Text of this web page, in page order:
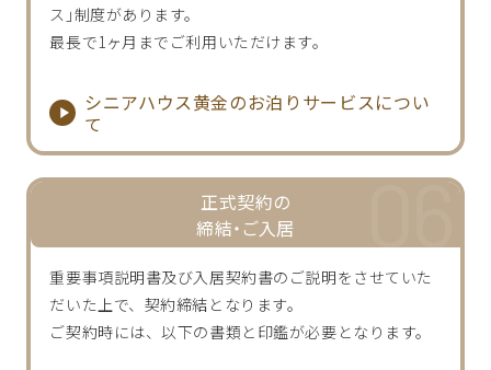
ス｣制度があります。
最長で1ヶ月までご利用いただけます。
シニアハウス黄金のお泊りサービスについ
て
正式契約の
締結・ご入居
重要事項説明書及び入居契約書のご説明をさせていた
だいた上で、契約締結となります。
ご契約時には、以下の書類と印鑑が必要となります。